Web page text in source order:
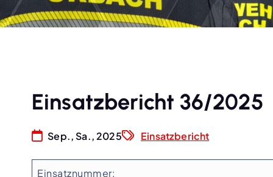
Einsatzbericht 36/2025
Sep., Sa., 2025 Einsatzbericht
Einsatznummer: